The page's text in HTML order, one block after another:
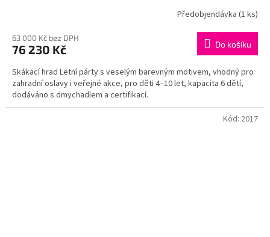
Předobjendávka (1 ks)
63 000 Kč bez DPH
76 230 Kč Do košíku
Skákací hrad Letní párty s veselým barevným motivem, vhodný pro
zahradní oslavy i veřejné akce, pro děti 4–10 let, kapacita 6 dětí,
dodáváno s dmychadlem a certifikací.
Kód: 2017